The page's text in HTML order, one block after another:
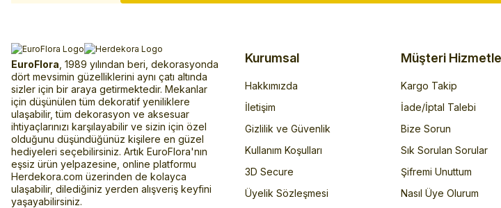
EuroFlora , 1989 yılından beri, dekorasyonda
dört mevsimin güzelliklerini aynı çatı altında
sizler için bir araya getirmektedir. Mekanlar
için düşünülen tüm dekoratif yeniliklere
ulaşabilir, tüm dekorasyon ve aksesuar
ihtiyaçlarınızı karşılayabilir ve sizin için özel
olduğunu düşündüğünüz kişilere en güzel
hediyeleri seçebilirsiniz. Artık EuroFlora'nın
eşsiz ürün yelpazesine, online platformu
Herdekora.com üzerinden de kolayca
ulaşabilir, dilediğiniz yerden alışveriş keyfini
yaşayabilirsiniz.
Kurumsal
Hakkımızda
İletişim
Gizlilik ve Güvenlik
Kullanım Koşulları
3D Secure
Üyelik Sözleşmesi
Müşteri
Kargo Takip
İade/İptal Talebi
Bize Sorun
Sık Sorulan Sorular
Şifremi Unuttum
Nasıl Üye Olurum